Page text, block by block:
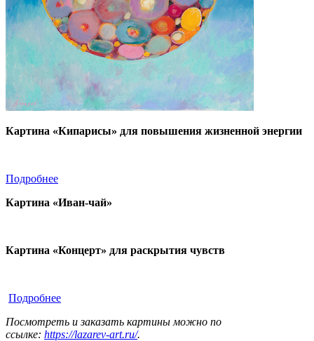
Картина «Кипарисы» для повышения жизненной энергии
Подробнее
Картина «Иван-чай»
Картина «Концерт» для раскрытия чувств
Подробнее
Посмотреть и заказать картины можно по
ссылке: https://lazarev-art.ru/.